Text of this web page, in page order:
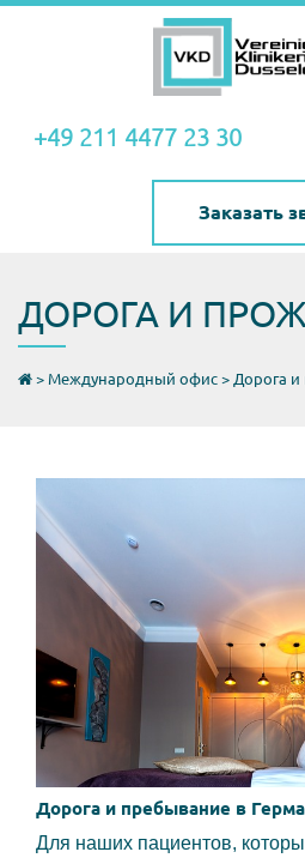
+49 211 4477 23 30
Заказать
ДОРОГА И
> Международный офис > Дорога
Дорога и пребывание в
Для наших пациентов,